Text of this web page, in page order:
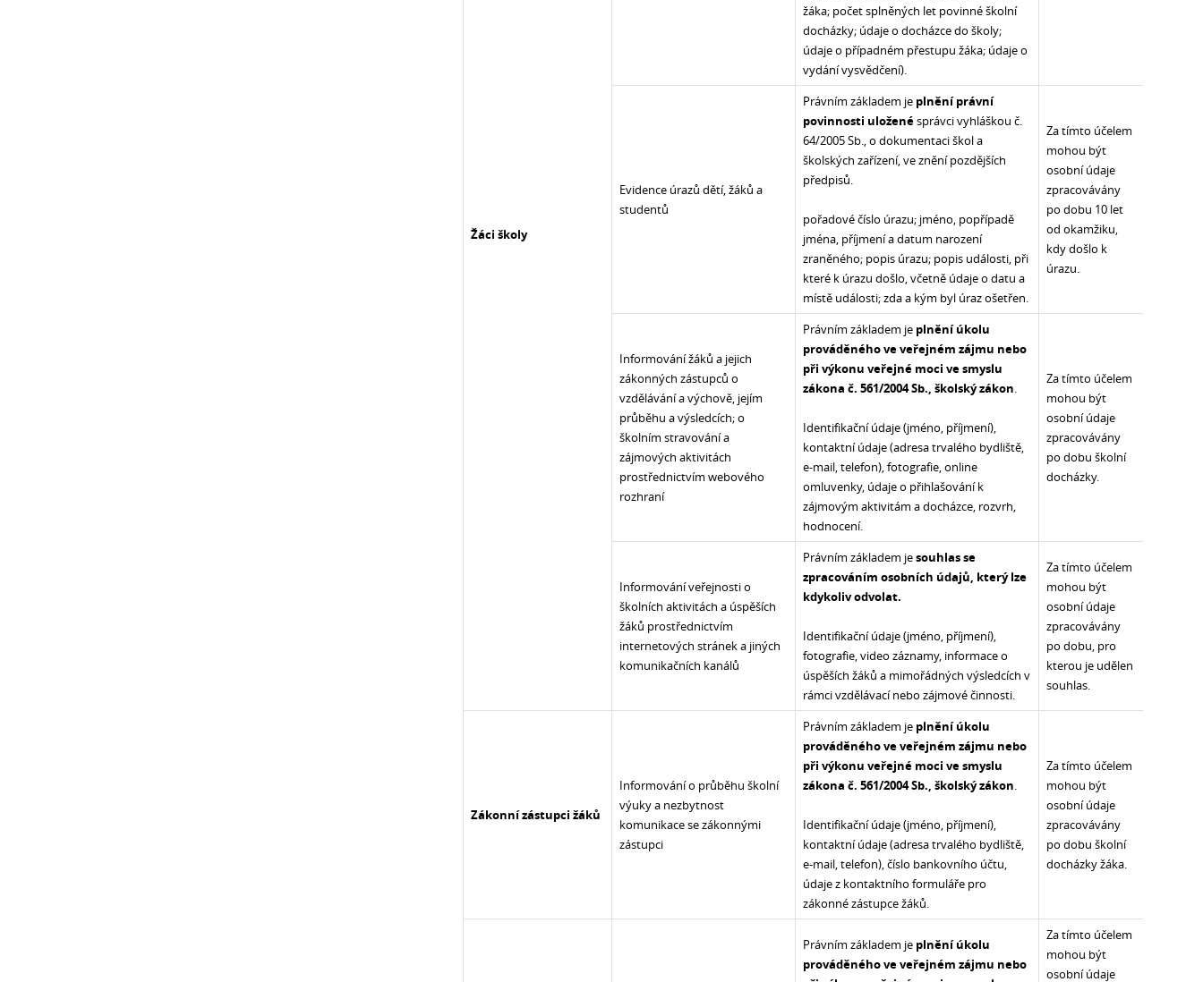
Žáci školy
žáka; počet splněných let povinné školní
docházky; údaje o docházce do školy;
údaje o případném přestupu žáka; údaje o
vydání vysvědčení).
Evidence úrazů dětí, žáků a
studentů
Právním základem je plnění právní
povinnosti uloženésprávci vyhláškou č.
64/2005 Sb., o dokumentaci škol a
školských zařízení, ve znění pozdějších
předpisů.
pořadové číslo úrazu; jméno, popřípadě
jména, příjmení a datum narození
zraněného; popis úrazu; popis události, při
které k úrazu došlo, včetně údaje o datu a
místě události; zda a kým byl úraz ošetřen.
Za tímto účelem
mohou být
osobní údaje
zpracovávány
po dobu 10 let
od okamžiku,
kdy došlo k
úrazu.
Informování žáků a jejich
zákonných zástupců o
vzdělávání a výchově, jejím
průběhu a výsledcích; o
školním stravování a
zájmových aktivitách
prostřednictvím webového
rozhraní
Právním základem je plnění úkolu
prováděného ve veřejném zájmu nebo
při výkonu veřejné moci ve smyslu
zákona č. 561/2004 Sb., školský zákon.
Identifikační údaje (jméno, příjmení),
kontaktní údaje (adresa trvalého bydliště,
e-mail, telefon), fotografie, online
omluvenky, údaje o přihlašování k
zájmovým aktivitám a docházce, rozvrh,
hodnocení.
Za tímto účelem
mohou být
osobní údaje
zpracovávány
po dobu školní
docházky.
Informování veřejnosti o
školních aktivitách a úspěších
žáků prostřednictvím
internetových stránek a jiných
komunikačních kanálů
Právním základem jesouhlas se
zpracováním osobních údajů, který lze
kdykoliv odvolat.
Identifikační údaje (jméno, příjmení),
fotografie, video záznamy, informace o
úspěších žáků a mimořádných výsledcích v
rámci vzdělávací nebo zájmové činnosti.
Za tímto účelem
mohou být
osobní údaje
zpracovávány
po dobu, pro
kterou je udělen
souhlas.
Zákonní zástupci žáků
Informování o průběhu školní
výuky a nezbytnost
komunikace se zákonnými
zástupci
Právním základem je plnění úkolu
prováděného ve veřejném zájmu nebo
při výkonu veřejné moci ve smyslu
zákona č. 561/2004 Sb., školský zákon.
Identifikační údaje (jméno, příjmení),
kontaktní údaje (adresa trvalého bydliště,
e-mail, telefon), číslo bankovního účtu,
údaje z kontaktního formuláře pro
zákonné zástupce žáků.
Za tímto účelem
mohou být
osobní údaje
zpracovávány
po dobu školní
docházky žáka.
Právním základem je plnění úkolu
prováděného ve veřejném zájmu nebo
Za tímto účelem
mohou být
osobní údaje